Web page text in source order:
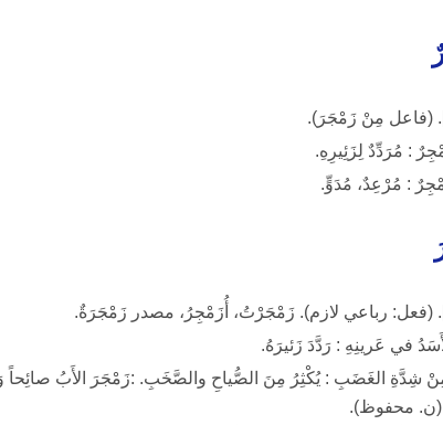
(فاعل مِنْ زَمْجَرَ).
: مُرَدِّدٌ لِزَئِيرِهِ.
: مُرْعِدٌ، مُدَوٍّ.
(فعل: رباعي لازم). زَمْجَرْتُ، أُزَمْجِرُ، مصدر زَمْجَرَةٌ.
في عَرينِهِ : رَدَّدَ زَئيرَهُ.
شِدَّةِ الغَضَبِ : يُكْثِرُ مِنَ الصُّياحِ والصَّخَبِ. :زَمْجَرَ الأَبُ صائِحاً
(ن. محفوظ).